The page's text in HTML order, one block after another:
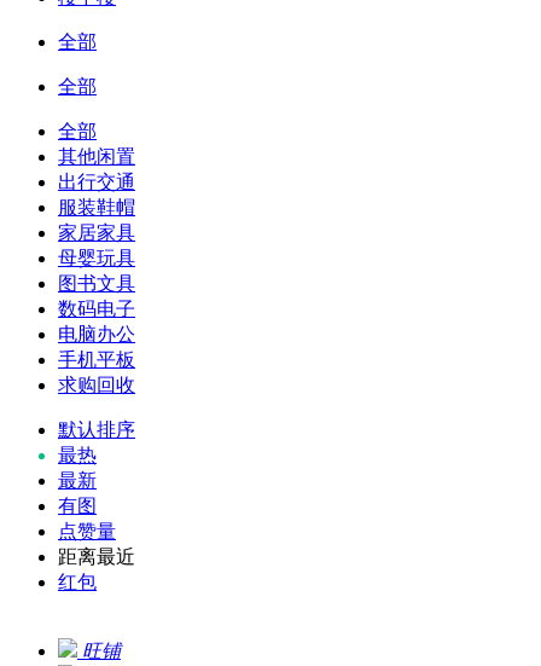
全部
全部
全部
其他闲置
出行交通
服装鞋帽
家居家具
母婴玩具
图书文具
数码电子
电脑办公
手机平板
求购回收
默认排序
最热
最新
有图
点赞量
距离最近
红包
旺铺